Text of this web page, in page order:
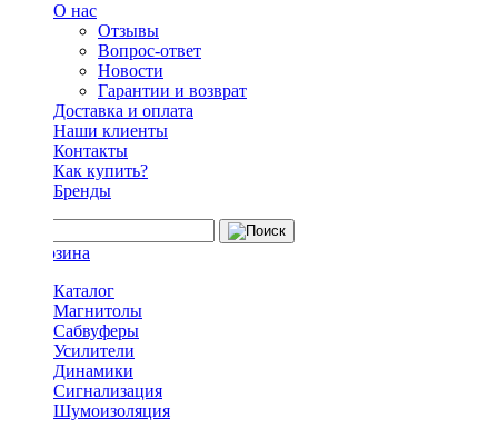
О нас
Отзывы
Вопрос-ответ
Новости
Гарантии и возврат
Доставка и оплата
Наши клиенты
Контакты
Как купить?
Бренды
Каталог
Магнитолы
Сабвуферы
Усилители
Динамики
Сигнализация
Шумоизоляция